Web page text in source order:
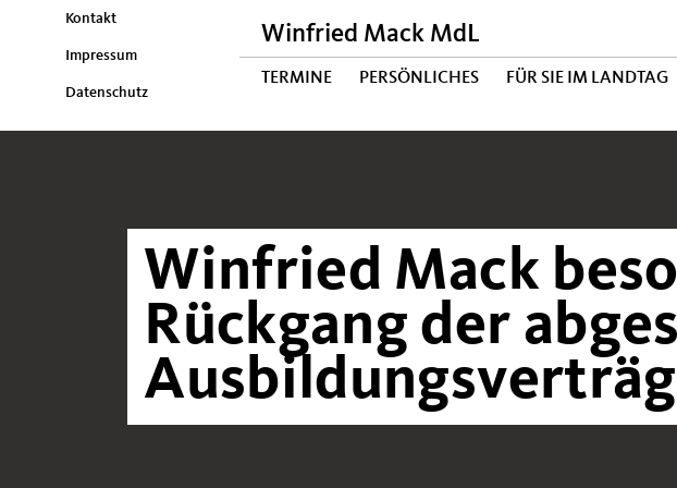
Kontakt
Impressum
Datenschutz
Winfried Mack MdL
TERMINE PERSÖNLICHES FÜR SIE IM LANDTAG
Winfried Mack
Rückgang der